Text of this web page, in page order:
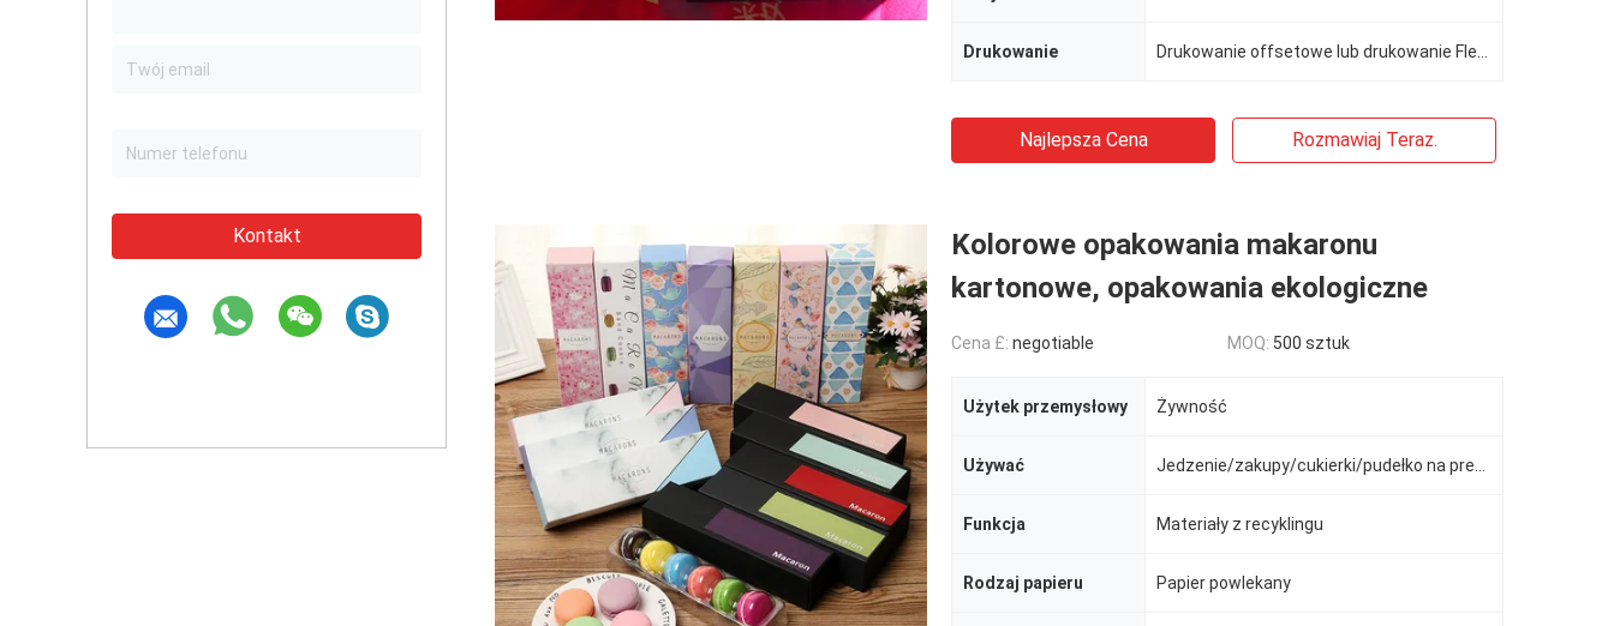
Kontakt
Drukowanie
Najlepsza Cena Rozmawiaj Teraz.
Kolorowe opakowania makaronu
kartonowe, opakowania ekologiczne
Cena £: negotiable MOQ: 500 sztuk
Użytek przemysłowy Żywność
Używać
Funkcja Materiały z recyklingu
Rodzaj papieru Papier powlekany